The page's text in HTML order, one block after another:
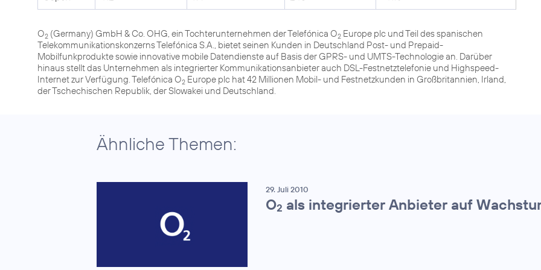
O2 (Germany) GmbH & Co. OHG, ein Tochterunternehmen der Telefónica O2 Europe plc und Teil des spanischen
Telekommunikationskonzerns Telefónica S.A., bietet seinen Kunden in Deutschland Post- und Prepaid-
Mobilfunkprodukte sowie innovative mobile Datendienste auf Basis der GPRS- und UMTS-Technologie an. Darüber
hinaus stellt das Unternehmen als integrierter Kommunikationsanbieter auch DSL-Festnetztelefonie und Highspeed-
Internet zur Verfügung. Telefónica O2 Europe plc hat 42 Millionen Mobil- und Festnetzkunden in Großbritannien, Irland,
der Tschechischen Republik, der Slowakei und Deutschland.
Ähnliche Themen:
29. Juli 2010
O2 als integrierter Anbieter auf